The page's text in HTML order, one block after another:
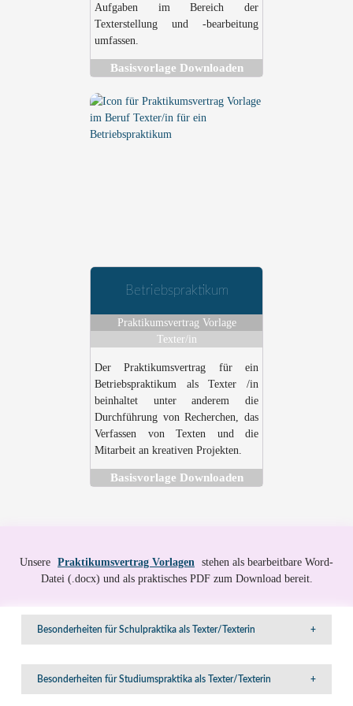
Aufgaben im Bereich der
Texterstellung und -bearbeitung
umfassen.
Basisvorlage Downloaden
Betriebspraktikum
Praktikumsvertrag Vorlage
Texter/in
Der Praktikumsvertrag für ein
Betriebspraktikum als Texter /in
beinhaltet unter anderem die
Durchführung von Recherchen, das
Verfassen von Texten und die
Mitarbeit an kreativen Projekten.
Basisvorlage Downloaden
Unsere Praktikumsvertrag Vorlagen stehen als bearbeitbare Word-
Datei (.docx) und als praktisches PDF zum Download bereit.
Besonderheiten für Schulpraktika als Texter/Texterin +
besondere Aspekte berücksichtigt werden, die spezifisch für diesen
Besonderheiten für Studiumspraktika als Texter/Texterin +